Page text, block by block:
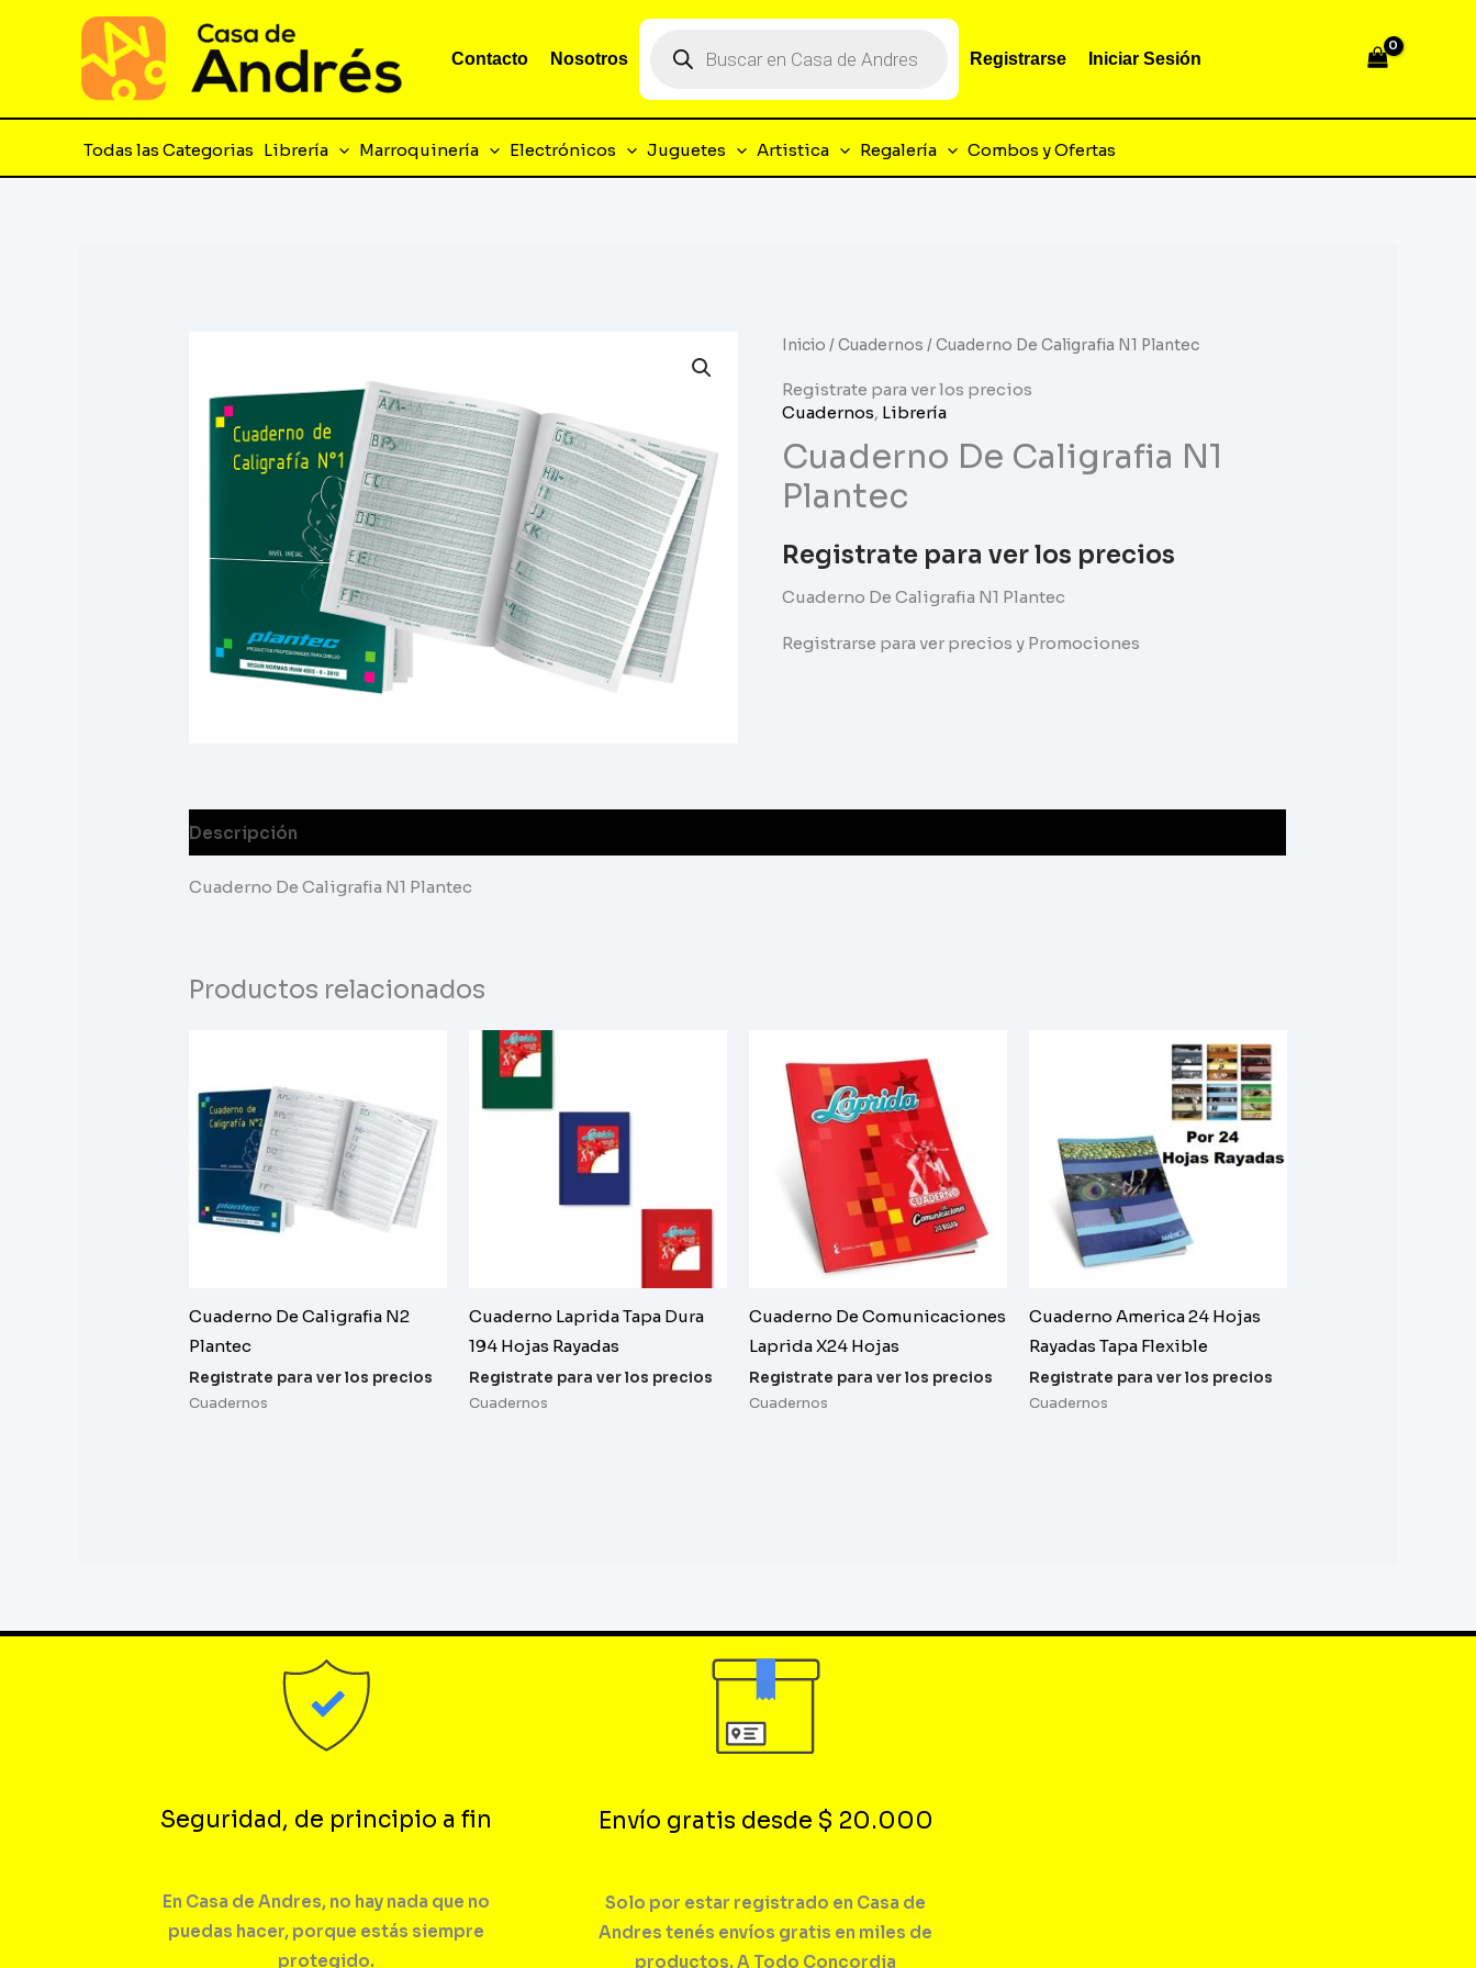
contenido
Contacto Nosotros
productos
Registrarse Iniciar Sesión
Todas las Categorias Librería Marroquinería Electrónicos Juguetes Artistica Regalería Combos y Ofertas
Inicio /Cuadernos / Cuaderno De Caligrafia N1 Plantec
Registrate para ver los precios
Cuadernos, Librería
Cuaderno De Caligrafia N1
Plantec
Registrate para ver los precios
Cuaderno De Caligrafia N1 Plantec
Registrarse para ver precios y Promociones
Descripción
Cuaderno De Caligrafia N1 Plantec
Productos relacionados
Cuaderno De Caligrafia N2
Plantec
Registrate para ver los precios
Cuadernos
Cuaderno Laprida Tapa Dura
194 Hojas Rayadas
Registrate para ver los precios
Cuadernos
Cuaderno De Comunicaciones
Laprida X24 Hojas
Registrate para ver los precios
Cuadernos
Cuaderno America 24 Hojas
Rayadas Tapa Flexible
Registrate para ver los precios
Cuadernos
Seguridad, de principio a fin
En Casa de Andres, no hay nada que no
puedas hacer, porque estás siempre
protegido.
Envío gratis desde $ 20.000
Solo por estar registrado en Casa de
Andres tenés envíos gratis en miles de
productos. A Todo Concordia